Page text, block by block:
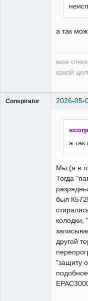
а так
мое
какой
Conspirator 2026-05-
scorp
а
Мы (я в
Тогда
был
колодки,
другой
"защиту